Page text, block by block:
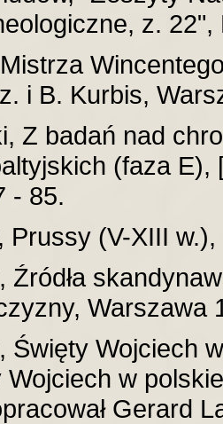
z.
i B. Kurbis,
Z badań nad
(faza E),
- 85.
Prussy (V-XIII
Źródła
Warszawa
Święty Wojciech
Wojciech w
Gerard